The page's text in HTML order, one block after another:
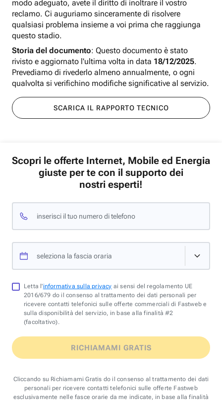
modo adeguato, avete il diritto di inoltrare il vostro
reclamo. Ci auguriamo sinceramente di risolvere
qualsiasi problema insieme a voi prima che raggiunga
questo stadio.
Storia del documento: Questo documento è stato
rivisto e aggiornato l'ultima volta in data 18/12/2025.
Prevediamo di rivederlo almeno annualmente, o ogni
qualvolta si verifichino modifiche significative al servizio.
SCARICA IL RAPPORTO TECNICO
Scopri le offerte Internet, Mobile ed Energia
giuste per te con il supporto dei
nostri esperti!
inserisci il tuo numero di telefono
seleziona la fascia oraria
Letta l'informativa sulla privacy ai sensi del regolamento UE
2016/679 do il consenso al trattamento dei dati personali per
ricevere contatti telefonici sulle offerte commerciali di Fastweb e
sulla disponibilità del servizio, in base alla finalità #2
(facoltativo).
RICHIAMAMI GRATIS
Cliccando su Richiamami Gratis do il consenso al trattamento dei dati
personali per ricevere contatti telefonici sulle offerte Fastweb
esclusivamente nelle fasce orarie da me indicate, in base alla finalità